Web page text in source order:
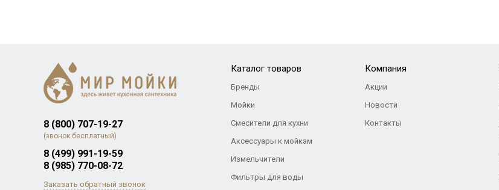
8 (800) 707-19-27
(звонок бесплатный)
8 (499) 991-19-59
8 (985) 770-08-72
Заказать обратный звонок
Каталог товаров
Бренды
Мойки
Смесители для кухни
Аксессуары к мойкам
Измельчители
Фильтры для воды
Компания
Акции
Новости
Контакты